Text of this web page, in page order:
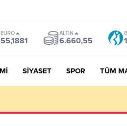
EURO
55,1881
ALTIN
6.660,55
SİYASET SPOR TÜM